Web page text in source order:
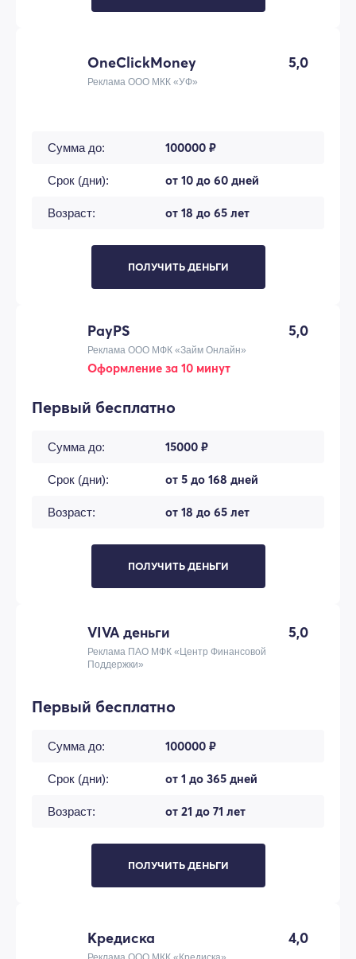
OneClickMoney 5,0
Реклама ООО МКК «УФ»
Сумма до: 100000 ₽
Срок (дни): от 10 до 60 дней
Возраст: от 18 до 65 лет
ПОЛУЧИТЬ ДЕНЬГИ
PayPS 5,0
Реклама ООО МФК «Займ Онлайн»
Оформление за 10 минут
Первый бесплатно
Сумма до: 15000 ₽
Срок (дни): от 5 до 168 дней
Возраст: от 18 до 65 лет
ПОЛУЧИТЬ ДЕНЬГИ
VIVA деньги 5,0
Реклама ПАО МФК «Центр Финансовой
Поддержки»
Первый бесплатно
Сумма до: 100000 ₽
Срок (дни): от 1 до 365 дней
Возраст: от 21 до 71 лет
ПОЛУЧИТЬ ДЕНЬГИ
Кредиска 4,0